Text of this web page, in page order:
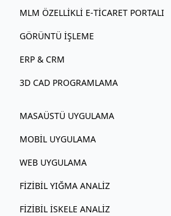
MLM ÖZELLIKLI E‑TICARET PORTALI
GÖRÜNTÜ İŞLEME
ERP & CRM
3D CAD PROGRAMLAMA
MASAÜSTÜ UYGULAMA
MOBIL UYGULAMA
WEB UYGULAMA
FIZIBIL YIĞMA ANALIZ
FIZIBIL İSKELE ANALIZ